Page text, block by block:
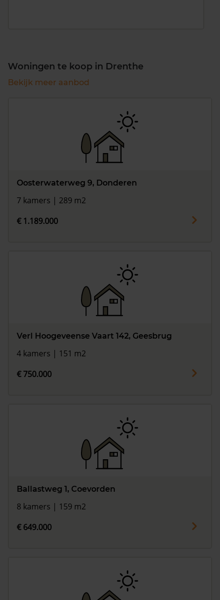
Woningen te koop in Drenthe
Bekijk meer aanbod
Oosterwaterweg 9, Donderen
7 kamers | 289 m2
€ 1.189.000
Verl Hoogeveense Vaart 142, Geesbrug
4 kamers | 151 m2
€ 750.000
Ballastweg 1, Coevorden
8 kamers | 159 m2
€ 649.000